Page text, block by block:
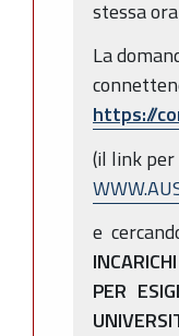
stessa
La
https://
(il link
e
PER